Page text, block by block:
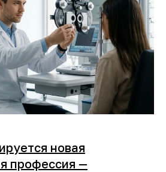
новая
профессия —